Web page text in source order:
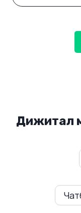
Дижитал